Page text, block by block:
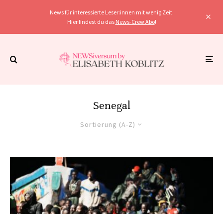
News für interessierte Leser:innen mit wenig Zeit.
Hier findest du das News-Crew Abo!
Senegal
Sortierung (A-Z)